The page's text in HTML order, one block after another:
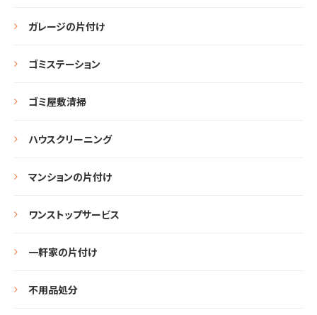
ガレージの片付け
ゴミステーション
ゴミ屋敷清掃
ハウスクリーニング
マンションの片付け
ワンストップサービス
一軒家の片付け
不用品処分